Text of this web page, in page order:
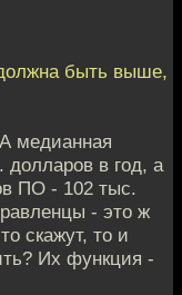
быть выше,
медианная
долларов в год, а
ПО - 102 тыс.
- это ж
скажут, то и
Их функция -